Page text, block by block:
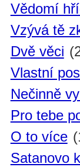
Vědomí
Vzývá tě
Dvě věci
Vlastní
Nečinně
Pro tebe
O to více
Satanovo